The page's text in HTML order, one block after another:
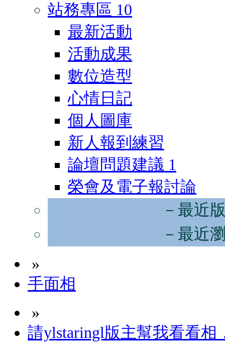
站務專區 10
最新活動
活動成果
數位造型
心情日記
個人圖庫
新人報到練習
論壇問題建議 1
榮會及電子報討論
－最近
－最近
»
手面相
»
請ylstaringl版主幫我看看相